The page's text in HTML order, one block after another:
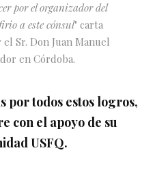
por el organizador del
a este cónsul" carta
el Sr. Don Juan Manuel
en Córdoba.
por todos estos logros,
con el apoyo de su
USFQ.